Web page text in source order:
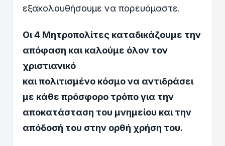
εξακολουθήσουμε να πορευόμαστε.
Οι 4 Μητροπολίτες καταδικάζουμε την
απόφαση και καλούμε όλον τον
χριστιανικό
και πολιτισμένο κόσμο να αντιδράσει
με κάθε πρόσφορο τρόπο για την
αποκατάσταση του μνημείου και την
απόδοσή του στην ορθή χρήση του.